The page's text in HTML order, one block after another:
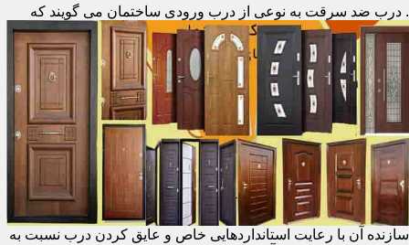
. درب ضد سرقت به نوعی از درب ورودی ساختمان می گویند که
سازنده آن با رعایت استانداردهایی خاص و عایق کردن درب نسبت به